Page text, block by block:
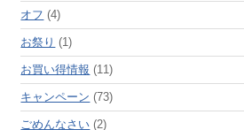
オフ (4)
お祭り (1)
お買い得情報 (11)
キャンペーン (73)
ごめんなさい (2)